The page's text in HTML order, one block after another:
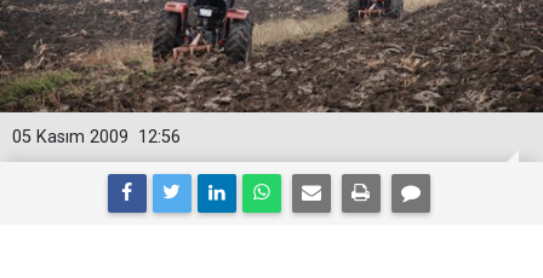
12:56
05 Kasım 2009